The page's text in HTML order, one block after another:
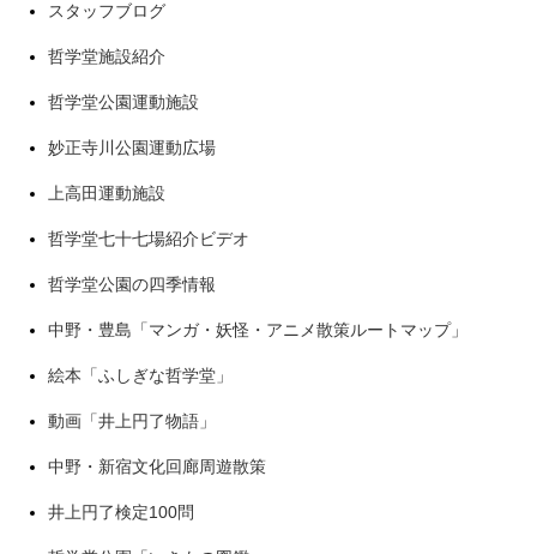
スタッフブログ
哲学堂施設紹介
哲学堂公園運動施設
妙正寺川公園運動広場
上高田運動施設
哲学堂七十七場紹介ビデオ
哲学堂公園の四季情報
中野・豊島「マンガ・妖怪・アニメ散策ルートマップ」
絵本「ふしぎな哲学堂」
動画「井上円了物語」
中野・新宿文化回廊周遊散策
井上円了検定100問